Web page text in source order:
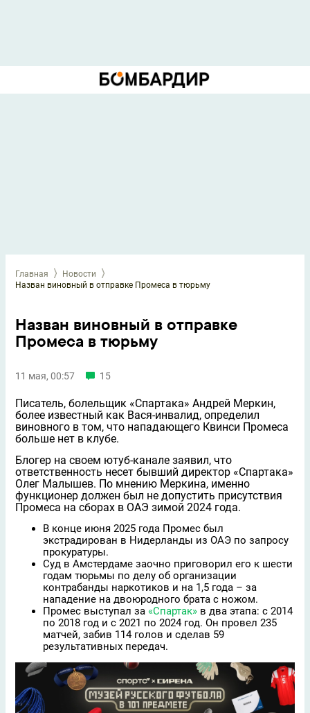
Главная
Новости
Назван виновный в отправке Промеса в тюрьму
Назван виновный в отправке
Промеса в тюрьму
11 мая, 00:57 15
Писатель, болельщик «Спартака» Андрей Меркин,
более известный как Вася-инвалид, определил
виновного в том, что нападающего Квинси Промеса
больше нет в клубе.
Блогер на своем ютуб-канале заявил, что
ответственность несет бывший директор «Спартака»
Олег Малышев. По мнению Меркина, именно
функционер должен был не допустить присутствия
Промеса на сборах в ОАЭ зимой 2024 года.
В конце июня 2025 года Промес был
экстрадирован в Нидерланды из ОАЭ по запросу
прокуратуры.
Суд в Амстердаме заочно приговорил его к шести
годам тюрьмы по делу об организации
контрабанды наркотиков и на 1,5 года – за
нападение на двоюродного брата с ножом.
Промес выступал за «Спартак» в два этапа: с 2014
по 2018 год и с 2021 по 2024 год. Он провел 235
матчей, забив 114 голов и сделав 59
результативных передач.